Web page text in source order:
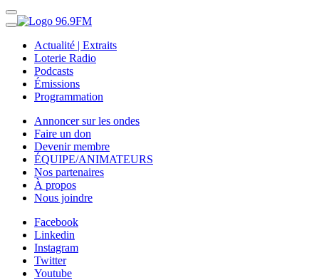
Actualité | Extraits
Loterie Radio
Podcasts
Émissions
Programmation
Annoncer sur les ondes
Faire un don
Devenir membre
ÉQUIPE/ANIMATEURS
Nos partenaires
À propos
Nous joindre
Facebook
Linkedin
Instagram
Twitter
Youtube